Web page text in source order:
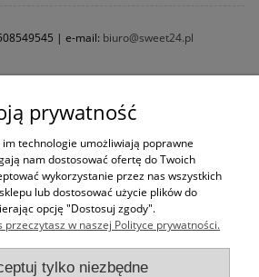
| e-mail: biuro@sweet24.pl
prywatność
technologie umożliwiają poprawne
nam dostosować ofertę do Twoich
wykorzystanie przez nas wszystkich
lub dostosować użycie plików do
opcję "Dostosuj zgody".
przeczytasz w naszej Polityce prywatności.
tylko niezbędne